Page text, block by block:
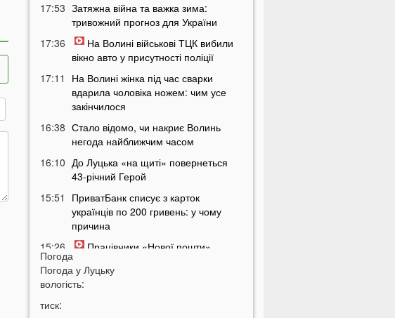
17:53 Затяжна війна та важка зима:
тривожний прогноз для України
17:36
На Волині військові ТЦК вибили
вікно авто у присутності поліції
17:11
На Волині жінка під час сварки
вдарила чоловіка ножем: чим усе
закінчилося
16:38 Стало відомо, чи накриє Волинь
негода найближчим часом
16:10 До Луцька «на щиті» повернеться
43-річний Герой
15:51
ПриватБанк списує з карток
українців по 200 гривень: у чому
причина
15:26
Працівники «Нової пошти»
шваброю виштовхали собаку з
відділення у аномальну спеку
Погода
Погода у Луцьку
вологість:
тиск: